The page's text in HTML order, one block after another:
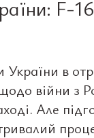
F-
України в
війни з
Але